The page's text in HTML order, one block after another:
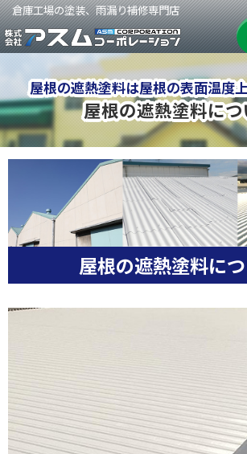
倉庫工場の塗装、雨漏り補修専門店
屋根の遮熱塗料は屋根の表面温度
屋根の遮熱塗料につ
屋根の遮熱塗料に